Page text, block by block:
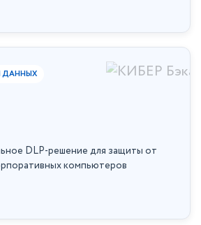
ДАННЫХ
DLP-решение для защиты от
компьютеров